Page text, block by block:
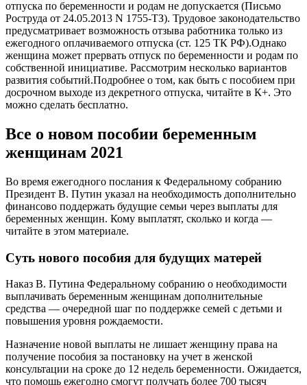
отпуска по беременности и родам не допускается (Письмо
Роструда от 24.05.2013 N 1755-ТЗ). Трудовое законодательство
предусматривает возможность отзыва работника только из
ежегодного оплачиваемого отпуска (ст. 125 ТК РФ).Однако
женщина может прервать отпуск по беременности и родам по
собственной инициативе. Рассмотрим несколько вариантов
развития событий.Подробнее о том, как быть с пособием при
досрочном выходе из декретного отпуска, читайте в К+. Это
можно сделать бесплатно.
Все о новом пособии беременным
женщинам 2021
Во время ежегодного послания к Федеральному собранию
Президент В. Путин указал на необходимость дополнительно
финансово поддержать будущие семьи через выплаты для
беременных женщин. Кому выплатят, сколько и когда —
читайте в этом материале.
Суть нового пособия для будущих матерей
Наказ В. Путина Федеральному собранию о необходимости
выплачивать беременным женщинам дополнительные
средства — очередной шаг по поддержке семей с детьми и
повышения уровня рождаемости.
Назначение новой выплаты не лишает женщину права на
получение пособия за постановку на учет в женской
консультации на сроке до 12 недель беременности. Ожидается,
что помощь ежегодно смогут получать более 700 тысяч